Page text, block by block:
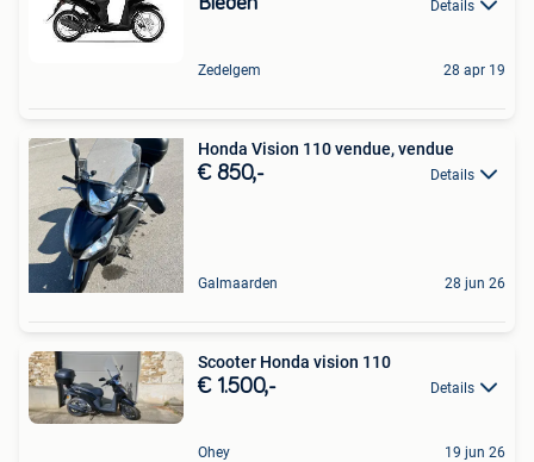
Details
Zedelgem 28 apr 19
Honda Vision 110 vendue, vendue
€ 850,- Details
Galmaarden 28 jun 26
Scooter Honda vision 110
€ 1.500,- Details
Ohey 19 jun 26